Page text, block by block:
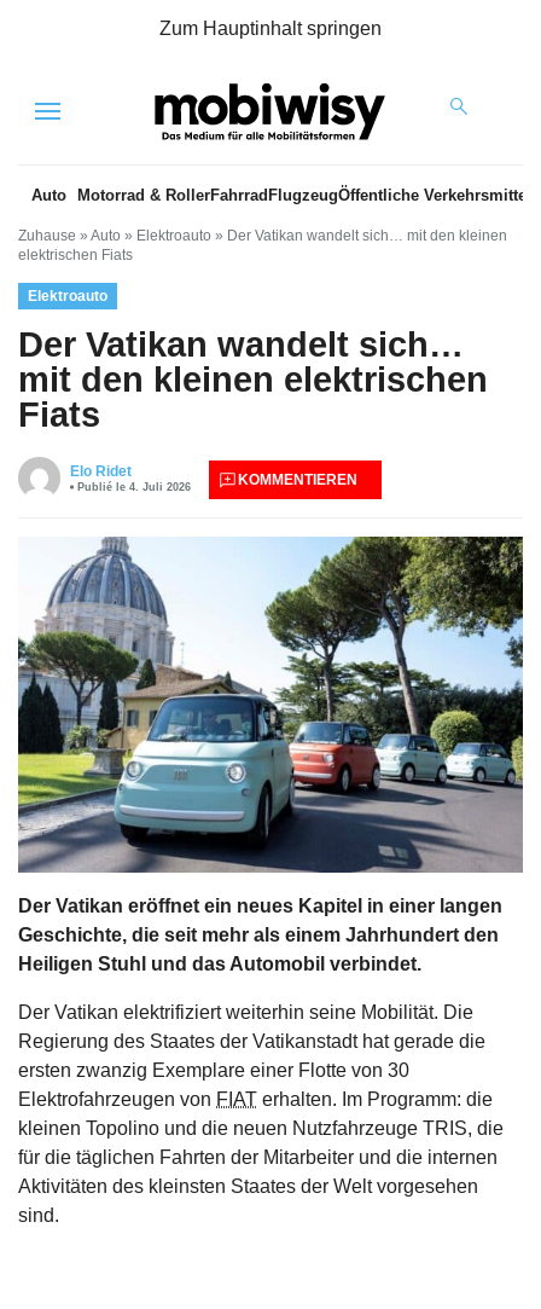
Zum Hauptinhalt springen
Menu
Auto Motorrad & RollerFahrrad FlugzeugÖffentliche Verkehrsmittel
Zuhause » Auto » Elektroauto » Der Vatikan wandelt sich… mit den kleinen
elektrischen Fiats
Elektroauto
Der Vatikan wandelt sich…
mit den kleinen elektrischen
Fiats
Elo Ridet
Publié le 4. Juli 2026 KOMMENTIEREN
Der Vatikan eröffnet ein neues Kapitel in einer langen
Geschichte, die seit mehr als einem Jahrhundert den
Heiligen Stuhl und das Automobil verbindet.
Der Vatikan elektrifiziert weiterhin seine Mobilität. Die
Regierung des Staates der Vatikanstadt hat gerade die
ersten zwanzig Exemplare einer Flotte von 30
Elektrofahrzeugen von FIAT erhalten. Im Programm: die
kleinen Topolino und die neuen Nutzfahrzeuge TRIS, die
für die täglichen Fahrten der Mitarbeiter und die internen
Aktivitäten des kleinsten Staates der Welt vorgesehen
sind.